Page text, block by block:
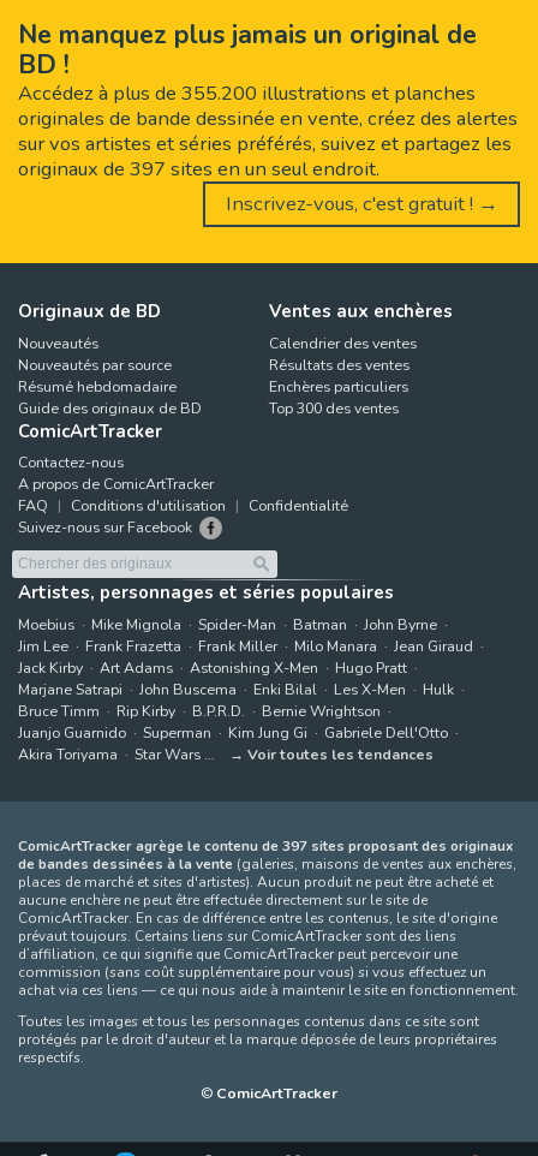
Ne manquez plus jamais un original de
BD !
Accédez à plus de 355.200 illustrations et planches
originales de bande dessinée en vente, créez des alertes
sur vos artistes et séries préférés, suivez et partagez les
originaux de 397 sites en un seul endroit.
Inscrivez-vous, c'est gratuit ! →
Originaux de BD
Nouveautés
Nouveautés par source
Résumé hebdomadaire
Guide des originaux de BD
Ventes aux enchères
Calendrier des ventes
Résultats des ventes
Enchères particuliers
Top 300 des ventes
ComicArtTracker
Contactez-nous
A propos de ComicArtTracker
FAQ
Conditions d'utilisation
Confidentialité
Suivez-nous sur Facebook
Artistes, personnages et séries populaires
Moebius Mike Mignola Spider-Man Batman
John Byrne
Jim Lee
Frank Frazetta Frank Miller Milo Manara
Jean Giraud
Jack Kirby
Art Adams Astonishing X-Men
Hugo Pratt
Marjane Satrapi
John Buscema Enki Bilal Les X-Men
Hulk
Bruce Timm
Rip Kirby B.P.R.D.
Bernie Wrightson
Juanjo Guarnido
Superman Kim Jung Gi
Gabriele Dell'Otto
Akira Toriyama
Star Wars Voir toutes les tendances
ComicArtTracker agrège le contenu de 397 sites proposant des originaux
de bandes dessinées à la vente (galeries, maisons de ventes aux enchères,
places de marché et sites d'artistes). Aucun produit ne peut être acheté et
aucune enchère ne peut être effectuée directement sur le site de
ComicArtTracker. En cas de différence entre les contenus, le site d'origine
prévaut toujours. Certains liens sur ComicArtTracker sont des liens
d’affiliation, ce qui signifie que ComicArtTracker peut percevoir une
commission (sans coût supplémentaire pour vous) si vous effectuez un
achat via ces liens — ce qui nous aide à maintenir le site en fonctionnement.
Toutes les images et tous les personnages contenus dans ce site sont
protégés par le droit d'auteur et la marque déposée de leurs propriétaires
respectifs.
© ComicArtTracker